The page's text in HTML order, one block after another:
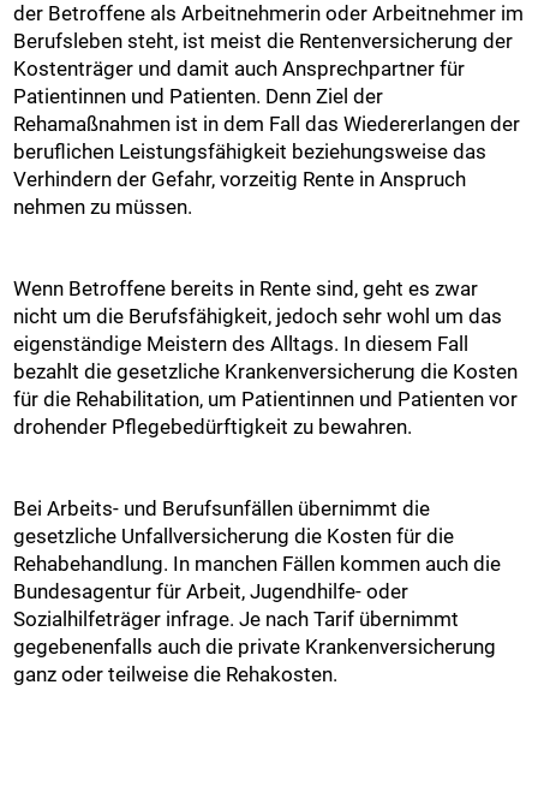
der Betroffene als Arbeitnehmerin oder Arbeitnehmer im
Berufsleben steht, ist meist die Rentenversicherung der
Kostenträger und damit auch Ansprechpartner für
Patientinnen und Patienten. Denn Ziel der
Rehamaßnahmen ist in dem Fall das Wiedererlangen der
beruflichen Leistungsfähigkeit beziehungsweise das
Verhindern der Gefahr, vorzeitig Rente in Anspruch
nehmen zu müssen.
Wenn Betroffene bereits in Rente sind, geht es zwar
nicht um die Berufsfähigkeit, jedoch sehr wohl um das
eigenständige Meistern des Alltags. In diesem Fall
bezahlt die gesetzliche Krankenversicherung die Kosten
für die Rehabilitation, um Patientinnen und Patienten vor
drohender Pflegebedürftigkeit zu bewahren.
Bei Arbeits- und Berufsunfällen übernimmt die
gesetzliche Unfallversicherung die Kosten für die
Rehabehandlung. In manchen Fällen kommen auch die
Bundesagentur für Arbeit, Jugendhilfe- oder
Sozialhilfeträger infrage. Je nach Tarif übernimmt
gegebenenfalls auch die private Krankenversicherung
ganz oder teilweise die Rehakosten.